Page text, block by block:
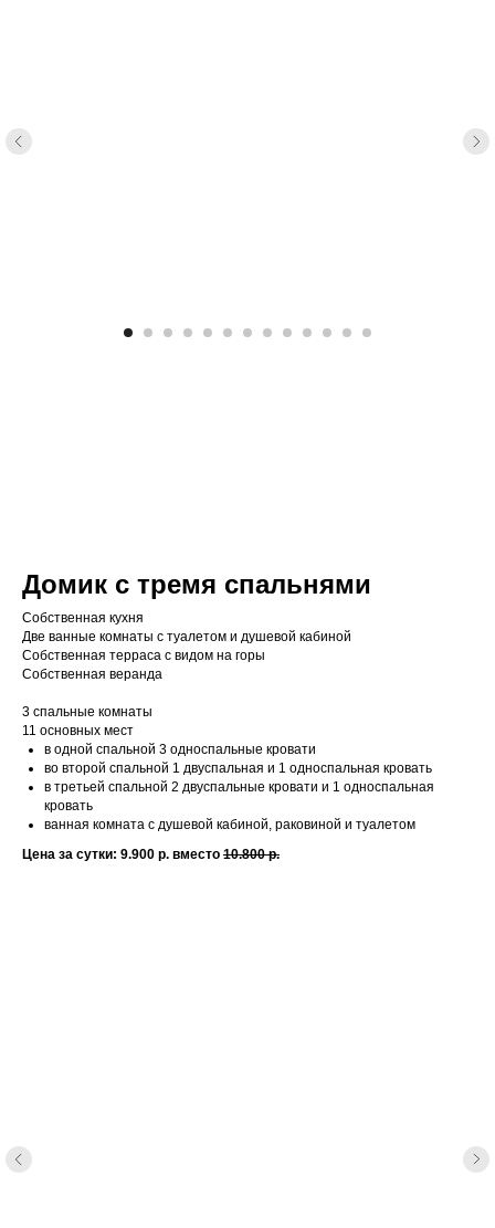
Домик с тремя спальнями
Собственная кухня
Две ванные комнаты с туалетом и душевой кабиной
Собственная терраса с видом на горы
Собственная веранда
3 спальные комнаты
11 основных мест
в одной спальной 3 односпальные кровати
во второй спальной 1 двуспальная и 1 односпальная кровать
в третьей спальной 2 двуспальные кровати и 1 односпальная
кровать
ванная комната с душевой кабиной, раковиной и туалетом
Цена за сутки: 9.900 р. вместо 10.800 р.